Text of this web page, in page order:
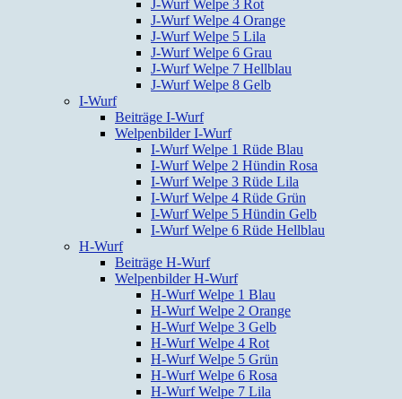
J-Wurf Welpe 3 Rot
J-Wurf Welpe 4 Orange
J-Wurf Welpe 5 Lila
J-Wurf Welpe 6 Grau
J-Wurf Welpe 7 Hellblau
J-Wurf Welpe 8 Gelb
I-Wurf
Beiträge I-Wurf
Welpenbilder I-Wurf
I-Wurf Welpe 1 Rüde Blau
I-Wurf Welpe 2 Hündin Rosa
I-Wurf Welpe 3 Rüde Lila
I-Wurf Welpe 4 Rüde Grün
I-Wurf Welpe 5 Hündin Gelb
I-Wurf Welpe 6 Rüde Hellblau
H-Wurf
Beiträge H-Wurf
Welpenbilder H-Wurf
H-Wurf Welpe 1 Blau
H-Wurf Welpe 2 Orange
H-Wurf Welpe 3 Gelb
H-Wurf Welpe 4 Rot
H-Wurf Welpe 5 Grün
H-Wurf Welpe 6 Rosa
H-Wurf Welpe 7 Lila